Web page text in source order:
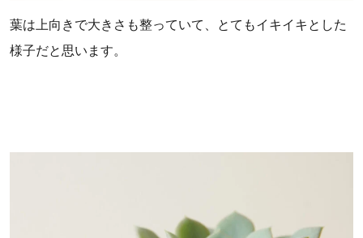
葉は上向きで大きさも整っていて、とてもイキイキとした
様子だと思います。